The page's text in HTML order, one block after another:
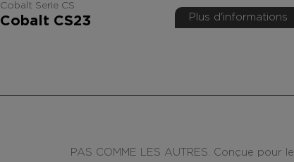
Cobalt Serie CS
Cobalt CS23 Plus d'informations
PAS COMME LES AUTRES. Conçue